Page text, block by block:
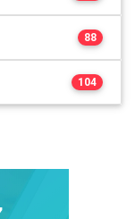
88
104